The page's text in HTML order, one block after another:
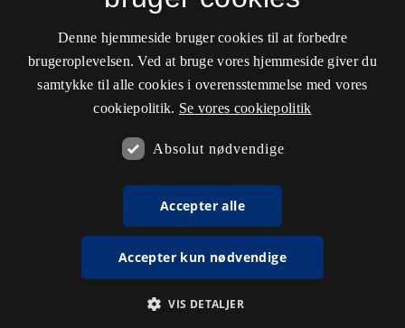
Denne hjemmeside bruger cookies til at forbedre
brugeroplevelsen. Ved at bruge vores hjemmeside giver du
samtykke til alle cookies i overensstemmelse med vores
cookiepolitik. Se vores cookiepolitik
Absolut nødvendige
Accepter alle
Accepter kun nødvendige
VIS DETALJER